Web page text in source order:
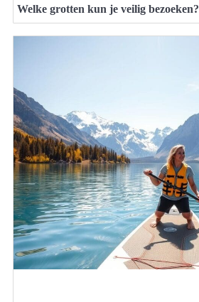
Welke grotten kun je veilig bezoeken?